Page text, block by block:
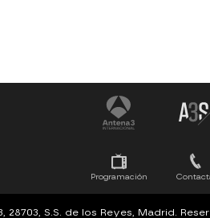
Programación
S.S. de los Reyes, Madrid.